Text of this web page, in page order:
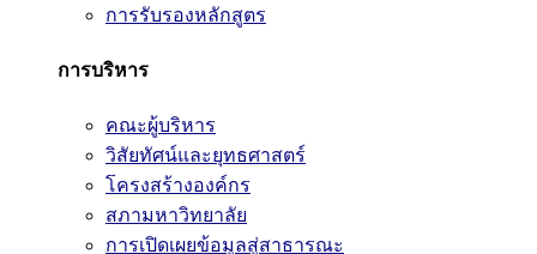
การรับรองหลักสูตร
การบริหาร
คณะผู้บริหาร
วิสัยทัศน์และยุทธศาสตร์
โครงสร้างองค์กร
สภามหาวิทยาลัย
การเปิดเผยข้อมูลสู่สาธารณะ